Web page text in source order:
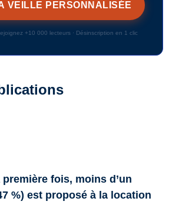
+10 000 lecteurs · Désinscription en 1 clic
fois, moins d’un
%) est proposé à la location